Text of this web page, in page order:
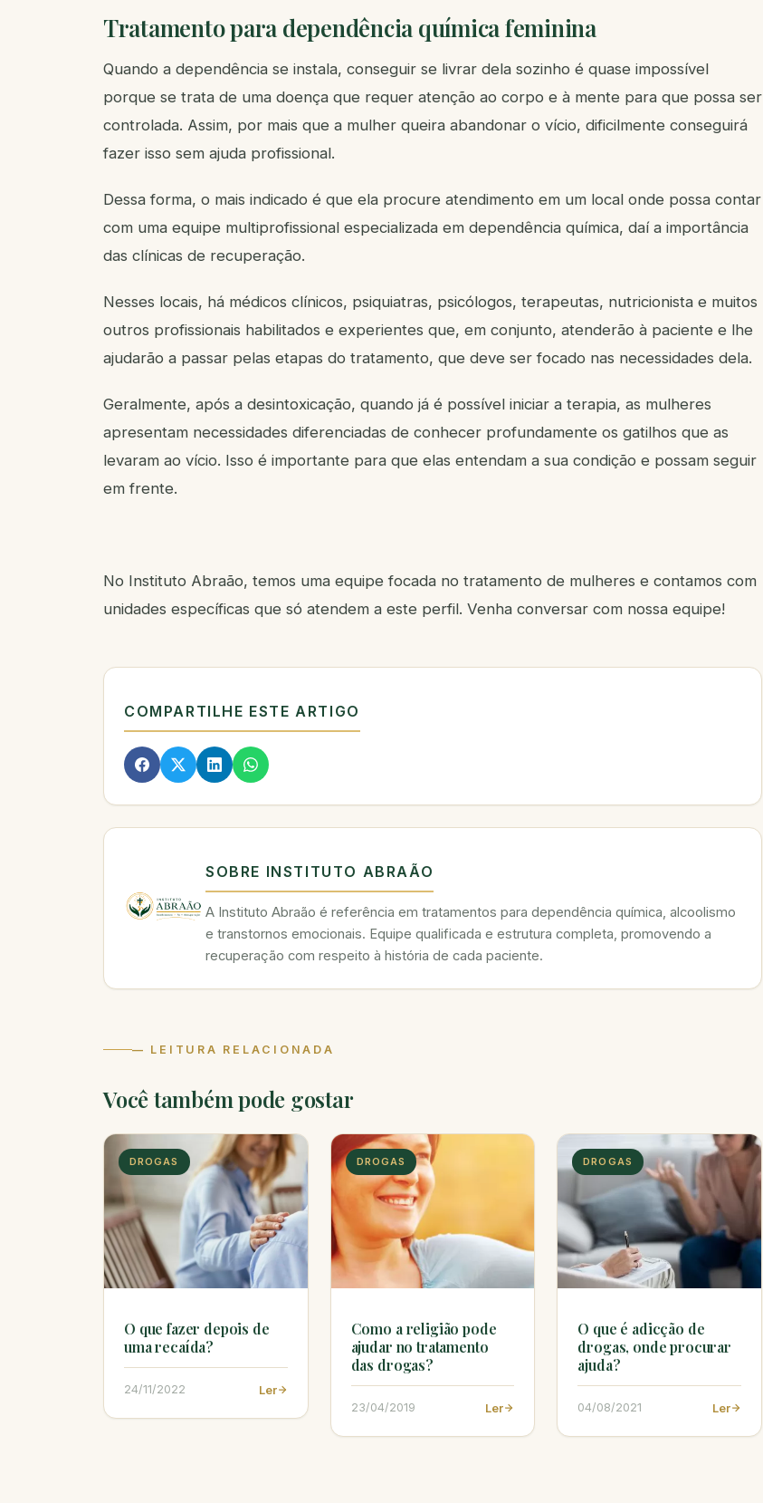
Tratamento para dependência química feminina
Quando a dependência se instala, conseguir se livrar dela sozinho é quase impossível
porque se trata de uma doença que requer atenção ao corpo e à mente para que possa ser
controlada. Assim, por mais que a mulher queira abandonar o vício, dificilmente conseguirá
fazer isso sem ajuda profissional.
Dessa forma, o mais indicado é que ela procure atendimento em um local onde possa contar
com uma equipe multiprofissional especializada em dependência química, daí a importância
das clínicas de recuperação.
Nesses locais, há médicos clínicos, psiquiatras, psicólogos, terapeutas, nutricionista e muitos
outros profissionais habilitados e experientes que, em conjunto, atenderão à paciente e lhe
ajudarão a passar pelas etapas do tratamento, que deve ser focado nas necessidades dela.
Geralmente, após a desintoxicação, quando já é possível iniciar a terapia, as mulheres
apresentam necessidades diferenciadas de conhecer profundamente os gatilhos que as
levaram ao vício. Isso é importante para que elas entendam a sua condição e possam seguir
em frente.
No Instituto Abraão, temos uma equipe focada no tratamento de mulheres e contamos com
unidades específicas que só atendem a este perfil. Venha conversar com nossa equipe!
COMPARTILHE ESTE ARTIGO
SOBRE INSTITUTO ABRAÃO
A Instituto Abraão é referência em tratamentos para dependência química, alcoolismo
e transtornos emocionais. Equipe qualificada e estrutura completa, promovendo a
recuperação com respeito à história de cada paciente.
— LEITURA RELACIONADA
Você também pode gostar
DROGAS
O que fazer depois de
uma recaída?
24/11/2022 Ler
DROGAS
Como a religião pode
ajudar no tratamento
das drogas?
23/04/2019 Ler
DROGAS
O que é adicção de
drogas, onde procurar
ajuda?
04/08/2021 Ler